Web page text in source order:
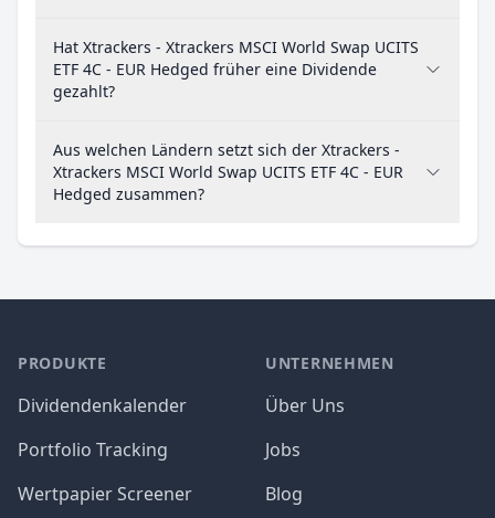
Hat Xtrackers - Xtrackers MSCI World Swap UCITS
ETF 4C - EUR Hedged früher eine Dividende
gezahlt?
Aus welchen Ländern setzt sich der Xtrackers -
Xtrackers MSCI World Swap UCITS ETF 4C - EUR
Hedged zusammen?
PRODUKTE
Dividendenkalender
Portfolio Tracking
Wertpapier Screener
UNTERNEHMEN
Über Uns
Jobs
Blog